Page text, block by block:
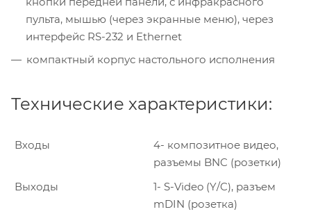
пульта, мышью (через экранные меню), через
интерфейс RS-232 и Ethernet
компактный корпус настольного исполнения
Технические характеристики:
Входы
4- композитное видео,
разъемы BNC (розетки)
Выходы
1- S-Video (Y/C), разъем
mDIN (розетка)